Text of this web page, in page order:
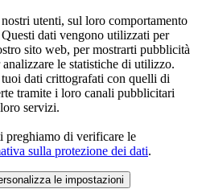
utenti, sul loro comportamento
dati vengono utilizzati per
sito web, per mostrarti pubblicità
le statistiche di utilizzo.
dati crittografati con quelli di
tramite i loro canali pubblicitari
servizi.
preghiamo di verificare le
sulla protezione dei dati.
le impostazioni